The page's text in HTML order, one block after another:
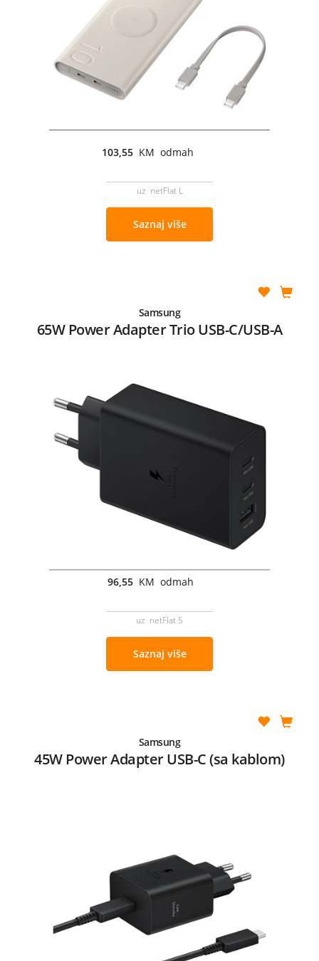
103,55 KM odmah
uz netFlat L
Saznaj više
Samsung
65W Power Adapter Trio USB-C/USB-A
96,55 KM odmah
uz netFlat 5
Saznaj više
Samsung
45W Power Adapter USB-C (sa kablom)